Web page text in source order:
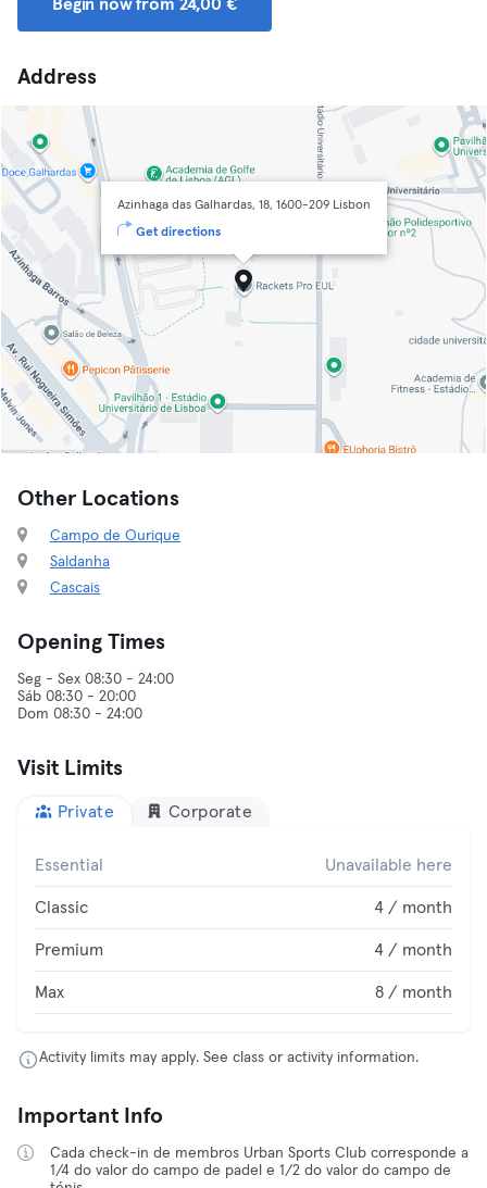
Begin now from 24,00 €
Address
Azinhaga das Galhardas, 18, 1600-209 Lisbon
Get directions
Other Locations
Campo de Ourique
Saldanha
Cascais
Opening Times
Seg - Sex 08:30 - 24:00
Sáb 08:30 - 20:00
Dom 08:30 - 24:00
Visit Limits
Private Corporate
Essential Unavailable here
Classic 4 / month
Premium 4 / month
Max 8 / month
Activity limits may apply. See class or activity information.
Important Info
Cada check-in de membros Urban Sports Club corresponde a
1/4 do valor do campo de padel e 1/2 do valor do campo de